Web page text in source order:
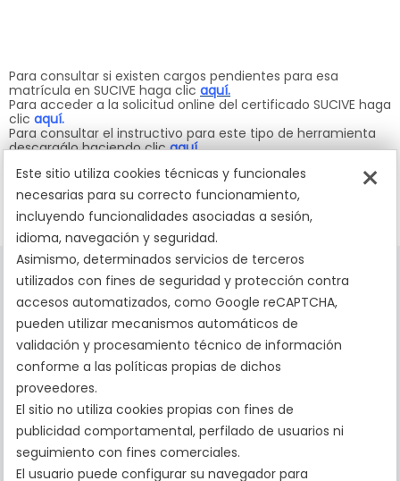
Para consultar si existen cargos pendientes para esa
matrícula en SUCIVE haga clic aquí.
Para acceder a la solicitud online del certificado SUCIVE haga
clic aquí.
Para consultar el instructivo para este tipo de herramienta
descargálo haciendo clicaquí.
clicaquí.
La tranquilidad de pasar por peajes sin contratiempos
×
Este sitio utiliza cookies técnicas y funcionales
necesarias para su correcto funcionamiento,
incluyendo funcionalidades asociadas a sesión,
idioma, navegación y seguridad.
Asimismo, determinados servicios de terceros
utilizados con fines de seguridad y protección contra
accesos automatizados, como Google reCAPTCHA,
pueden utilizar mecanismos automáticos de
validación y procesamiento técnico de información
conforme a las políticas propias de dichos
proveedores.
El sitio no utiliza cookies propias con fines de
publicidad comportamental, perfilado de usuarios ni
seguimiento con fines comerciales.
El usuario puede configurar su navegador para